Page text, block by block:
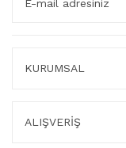
KURUMSAL
ALIŞVERİŞ